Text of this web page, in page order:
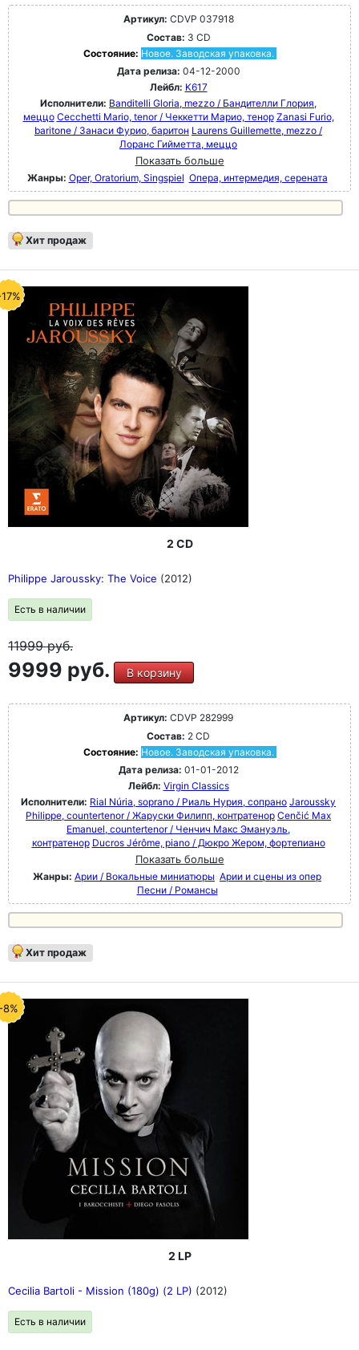
Артикул: CDVP 037918
Состав: 3 CD
Состояние: Новое. Заводская упаковка.
Дата релиза: 04-12-2000
Лейбл: K617
Исполнители: Banditelli Gloria, mezzo / Бандителли Глория,
меццо Cecchetti Mario, tenor / Чеккетти Марио, тенор Zanasi Furio,
baritone / Занаси Фурио, баритон Laurens Guillemette, mezzo /
Лоранс Гийметта, меццо
Показать больше
Жанры: Oper, Oratorium, Singspiel Опера, интермедия, серената
Хит продаж
2 CD
Philippe Jaroussky: The Voice (2012)
Есть в наличии
11999руб.
9999 руб. В корзину
Артикул: CDVP 282999
Состав: 2 CD
Состояние: Новое. Заводская упаковка.
Дата релиза: 01-01-2012
Лейбл: Virgin Classics
Исполнители: Rial Núria, soprano / Риаль Нурия, сопрано Jaroussky
Philippe, countertenor / Жаруски Филипп, контратенор Cenčić Max
Emanuel, countertenor / Ченчич Макс Эмануэль,
контратенор Ducros Jérôme, piano / Дюкро Жером, фортепиано
Показать больше
Жанры: Арии / Вокальные миниатюры Арии и сцены из опер
Песни / Романсы
Хит продаж
8%
2 LP
Cecilia Bartoli - Mission (180g) (2 LP) (2012)
Есть в наличии